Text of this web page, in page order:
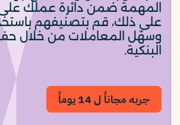
المهمة ضمن دائرة عملك على
على ذلك، قم بتصنيفهم
وسهّل المعاملات من خلال
البنكية.
جربه مجاناً ل 14 يوماً